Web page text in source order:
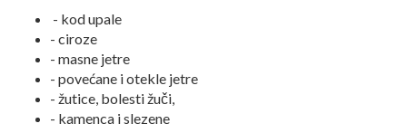
- kod upale
- ciroze
- masne jetre
- povećane i otekle jetre
- žutice, bolesti žuči,
- kamenca i slezene